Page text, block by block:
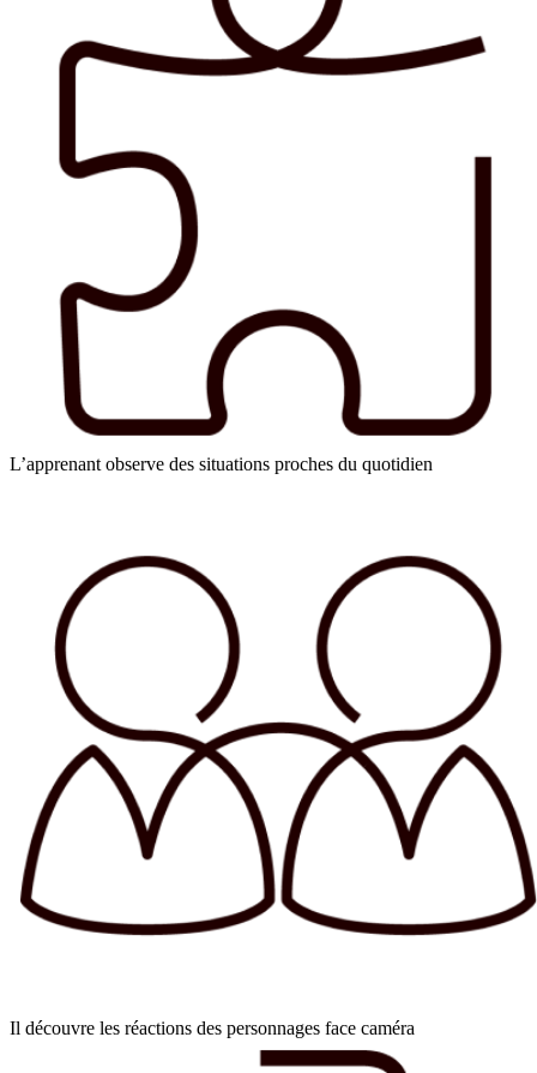
L’apprenant observe des situations proches du quotidien
Il découvre les réactions des personnages face caméra